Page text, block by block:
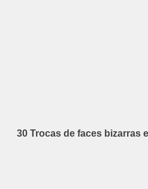
30 Trocas de faces bizarras